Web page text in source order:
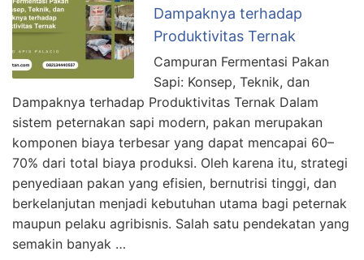
Dampaknya terhadap
Produktivitas Ternak
Campuran Fermentasi Pakan
Sapi: Konsep, Teknik, dan
Dampaknya terhadap Produktivitas Ternak Dalam
sistem peternakan sapi modern, pakan merupakan
komponen biaya terbesar yang dapat mencapai 60–
70% dari total biaya produksi. Oleh karena itu, strategi
penyediaan pakan yang efisien, bernutrisi tinggi, dan
berkelanjutan menjadi kebutuhan utama bagi peternak
maupun pelaku agribisnis. Salah satu pendekatan yang
semakin banyak …